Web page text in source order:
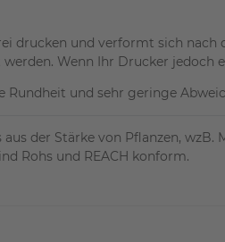
drucken und verformt sich nach
Wenn Ihr Drucker jedoch
Rundheit und sehr geringe
der Stärke von Pflanzen,
Rohs und REACH konform.